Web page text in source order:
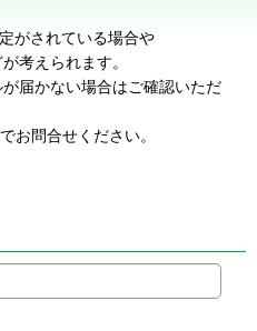
がされている場合や
考えられます。
届かない場合はご確認いただ
お問合せください。